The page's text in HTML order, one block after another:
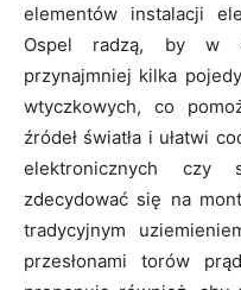
elementów instalacji
Ospel radzą, by w
przynajmniej kilka
wtyczkowych, co
źródeł światła i ułatwi
elektronicznych czy
zdecydować się na
tradycyjnym
przesłonami torów